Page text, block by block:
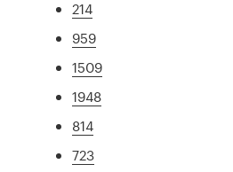
214
959
1509
1948
814
723